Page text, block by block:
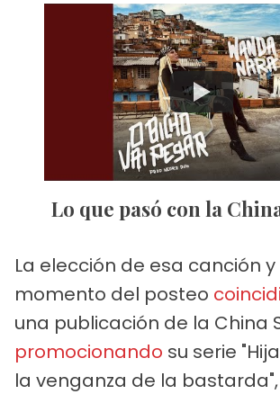
Watch
Lo que pasó con la
La elección de esa canción y
momento del posteo
una publicación de la China
promocionando su serie
la venganza de la